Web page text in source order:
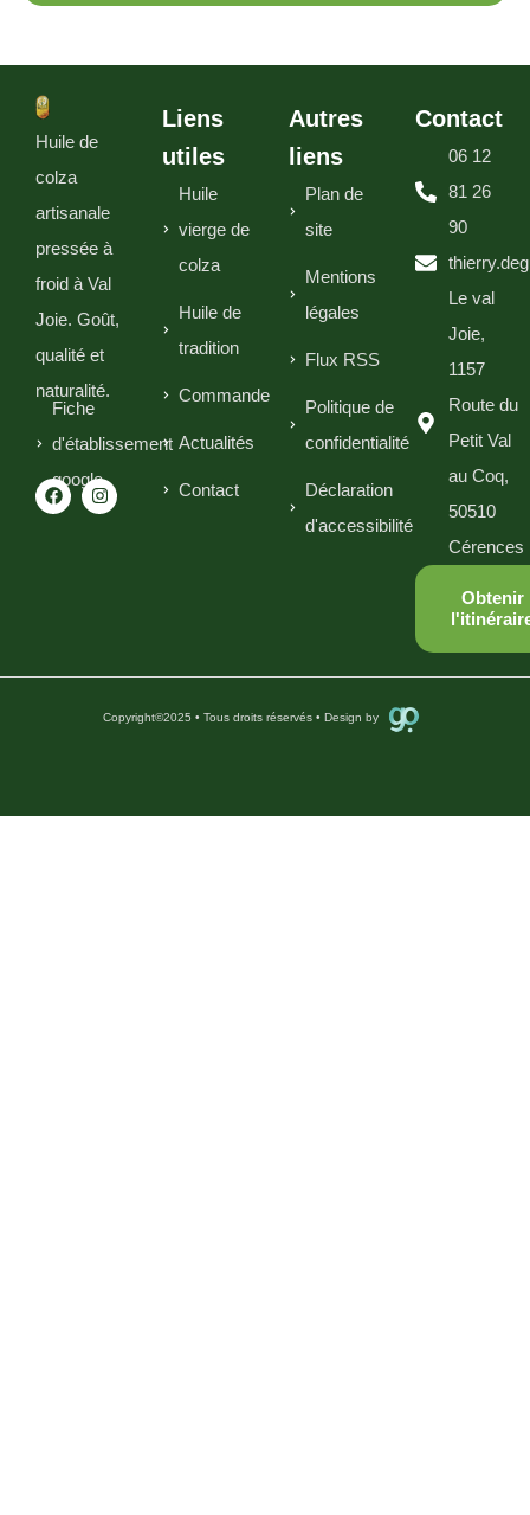
Huile de
colza
artisanale
pressée à
froid à Val
Joie. Goût,
qualité et
naturalité.
Fiche
d'établissement
google
Liens
utiles
Huile
vierge de
colza
Huile de
tradition
Commande
Actualités
Contact
Autres
liens
Plan de
site
Mentions
légales
Flux RSS
Politique de
confidentialité
Déclaration
d'accessibilité
Contact
06 12
81 26
90
Le val
Joie,
1157
Route du
Petit Val
au Coq,
50510
Cérences
Obtenir
Copyright©2025 • Tous droits réservés • Design by